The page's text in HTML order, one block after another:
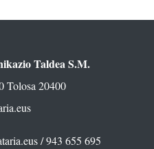
Taldea S.M.
Tolosa 20400
/ 943 655 695